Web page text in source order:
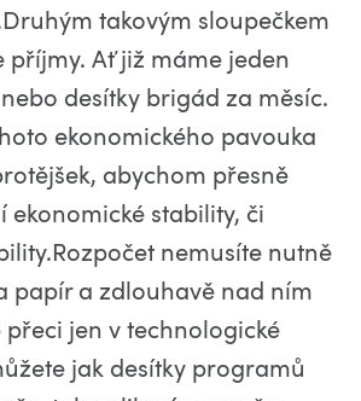
takovým sloupečkem
příjmy. Ať již máme jeden
desítky brigád za měsíc.
ekonomického pavouka
abychom přesně
ekonomické stability, či
nemusíte nutně
papír a zdlouhavě nad ním
jen v technologické
jak desítky programů